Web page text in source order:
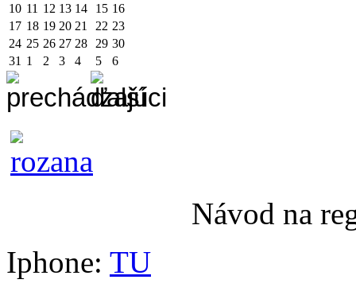
10 11 12 13 14 15 16
17 18 19 20 21 22 23
24 25 26 27 28 29 30
31 1 2 3 4 5 6
Návod na
Iphone: TU